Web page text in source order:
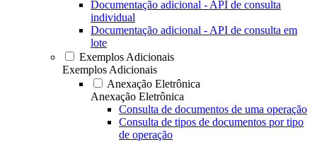
Documentação adicional - API de consulta
individual
Documentação adicional - API de consulta em
lote
Exemplos Adicionais
Exemplos Adicionais
Anexação Eletrônica
Anexação Eletrônica
Consulta de documentos de uma operação
Consulta de tipos de documentos por tipo
de operação